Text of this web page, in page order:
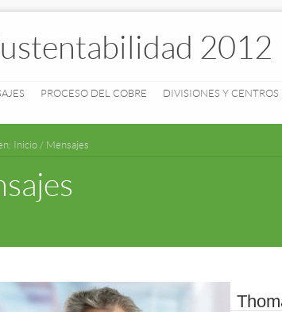
2012
PROCESO DEL COBRE DIVISIONES Y
Inicio / Mensajes